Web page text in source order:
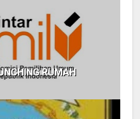
RUMAH